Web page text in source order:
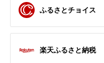
ふるさとチョイス
楽天ふるさと納税